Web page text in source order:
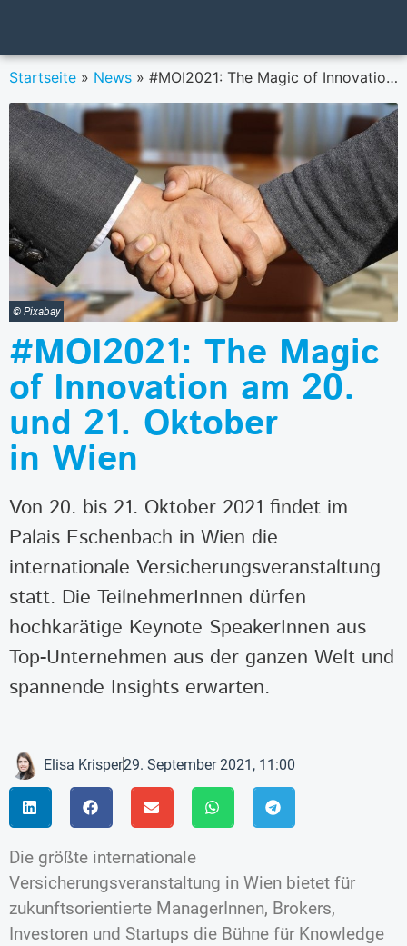
Startseite » News » #MOI2021: The Magic of Innovation am 20. und 21. Oktober in Wien
© Pixabay
#MOI2021: The Magic
of Innovation am 20.
und 21. Oktober
in Wien
Von 20. bis 21. Oktober 2021 findet im
Palais Eschenbach in Wien die
internationale Versicherungsveranstaltung
statt. Die TeilnehmerInnen dürfen
hochkarätige Keynote SpeakerInnen aus
Top-Unternehmen aus der ganzen Welt und
spannende Insights erwarten.
Elisa Krisper29. September 2021, 11:00
Die größte internationale
Versicherungsveranstaltung in Wien bietet für
zukunftsorientierte ManagerInnen, Brokers,
Investoren und Startups die Bühne für Knowledge